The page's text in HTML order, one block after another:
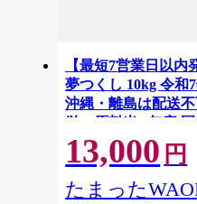
【最短7営業日以
夢つくし 10kg 令和
沖縄・離島は配送
単一原料米 7年産
米 5kg × 2 ゆめつく
13,000 円
たまった